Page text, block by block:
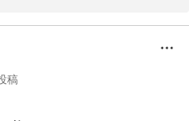
葉が頂け本当に嬉しく思いまし
みに今後も現状に満足することな
りますので是非季節を変えてまた
ます。ありがとうございました。
稿